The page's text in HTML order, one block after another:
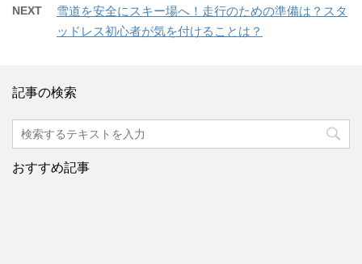
NEXT
雪道を安全にスキー場へ！走行のための準備は？スタ
ッドレス初心者が気を付けることは？
記事の検索
おすすめ記事